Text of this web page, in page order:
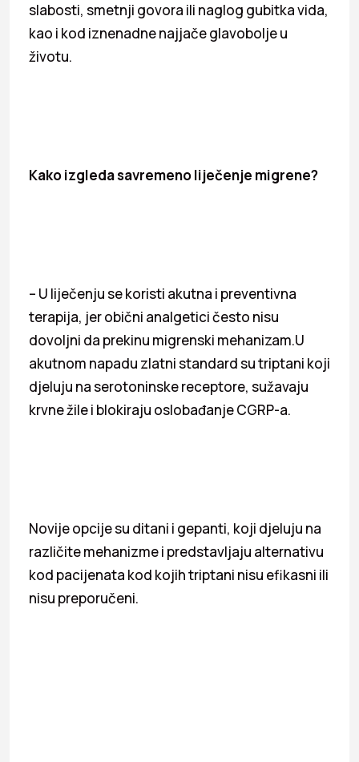
slabosti, smetnji govora ili naglog gubitka vida,
kao i kod iznenadne najjače glavobolje u
životu.
Kako izgleda savremeno liječenje migrene?
– U liječenju se koristi akutna i preventivna
terapija, jer obični analgetici često nisu
dovoljni da prekinu migrenski mehanizam.U
akutnom napadu zlatni standard su triptani koji
djeluju na serotoninske receptore, sužavaju
krvne žile i blokiraju oslobađanje CGRP-a.
Novije opcije su ditani i gepanti, koji djeluju na
različite mehanizme i predstavljaju alternativu
kod pacijenata kod kojih triptani nisu efikasni ili
nisu preporučeni.